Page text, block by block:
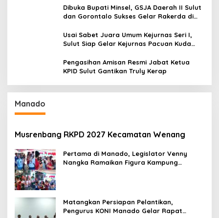
Penyiaran
Dibuka Bupati Minsel, GSJA Daerah II Sulut
dan Gorontalo Sukses Gelar Rakerda di
Usai Sabet Juara Umum Kejurnas Seri I,
Sulut Siap Gelar Kejurnas Pacuan Kuda
Pengasihan Amisan Resmi Jabat Ketua
KPID Sulut Gantikan Truly Kerap
Manado
Musrenbang RKPD 2027 Kecamatan Wenang
Pertama di Manado, Legislator Venny
Nangka Ramaikan Figura Kampung
Matangkan Persiapan Pelantikan,
Pengurus KONI Manado Gelar Rapat